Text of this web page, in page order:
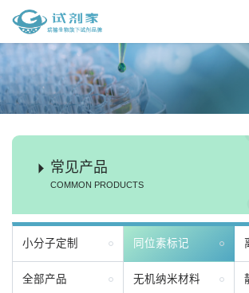
常见产品
COMMON PRODUCTS
小分子定制 同位素标记
全部产品 无机纳米材料